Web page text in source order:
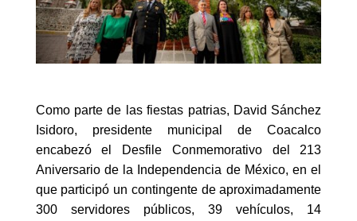
Como parte de las fiestas patrias, David Sánchez
Isidoro, presidente municipal de Coacalco
encabezó el Desfile Conmemorativo del 213
Aniversario de la Independencia de México, en el
que participó un contingente de aproximadamente
300 servidores públicos, 39 vehículos, 14